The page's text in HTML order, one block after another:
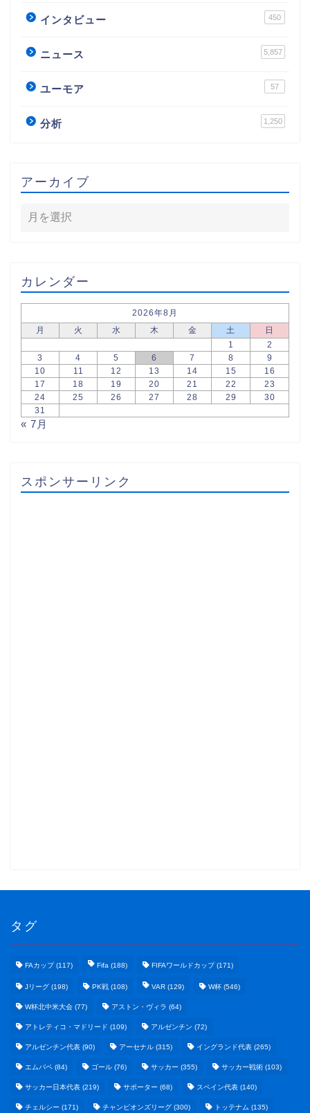
インタビュー 450
ニュース 5,857
ユーモア 57
分析 1,250
アーカイブ
カレンダー
2026年8月
月
火 水 木 金 土
日
1
2
3
4 5 6 7 8
9
10
11 12 13 14 15
16
17
18 19 20 21 22
23
24
25 26 27 28 29
30
31
« 7月
スポンサーリンク
タグ
FAカップ (117) Fifa (188) FIFAワールドカップ (171)
Jリーグ (198) PK戦 (108) VAR (129) W杯 (546)
W杯北中米大会 (77) アストン・ヴィラ (64)
アトレティコ・マドリード (109) アルゼンチン (72)
アルゼンチン代表 (90) アーセナル (315) イングランド代表 (265)
エムバペ (84) ゴール (76) サッカー (355) サッカー戦術 (103)
サッカー日本代表 (219) サポーター (68) スペイン代表 (140)
チェルシー (171) チャンピオンズリーグ (300) トッテナム (135)